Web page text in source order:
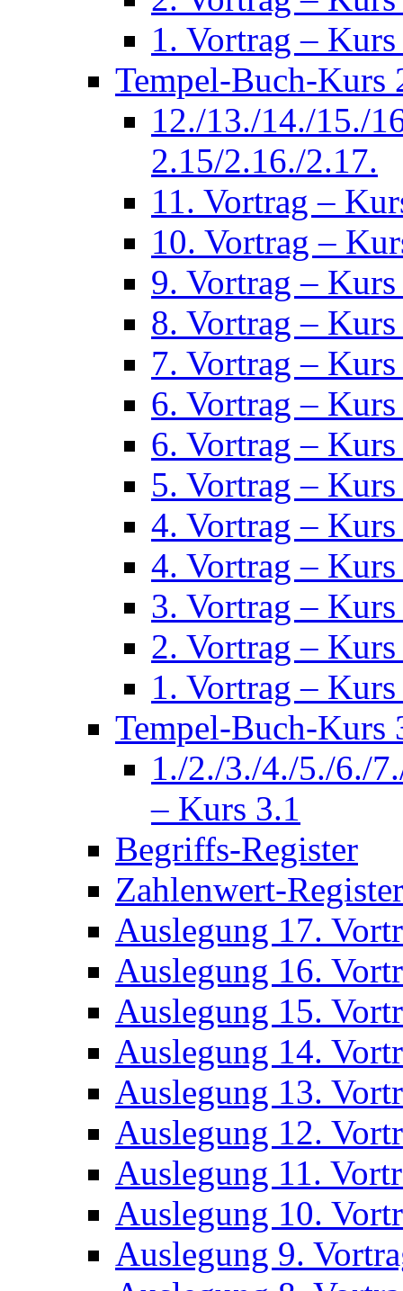
1. Vortrag –
Tempel-Buch-Kurs
12./13./14./15./
2.15/2.16./2.17.
11. Vortrag –
10. Vortrag –
9. Vortrag –
8. Vortrag –
7. Vortrag –
6. Vortrag –
6. Vortrag –
5. Vortrag –
4. Vortrag –
4. Vortrag –
3. Vortrag –
2. Vortrag –
1. Vortrag –
Tempel-Buch-Kurs
1./2./3./4./5./6./
– Kurs 3.1
Begriffs-Register
Zahlenwert-Register
Auslegung 17.
Auslegung 16.
Auslegung 15.
Auslegung 14.
Auslegung 13.
Auslegung 12.
Auslegung 11.
Auslegung 10.
Auslegung 9.